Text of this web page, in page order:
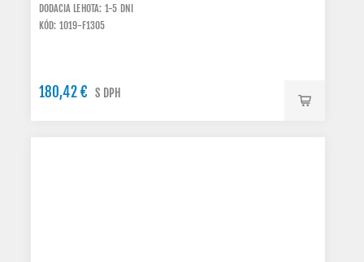
DODACIA LEHOTA: 1-5 DNI
KÓD: 1019-F1305
180,42 € S DPH